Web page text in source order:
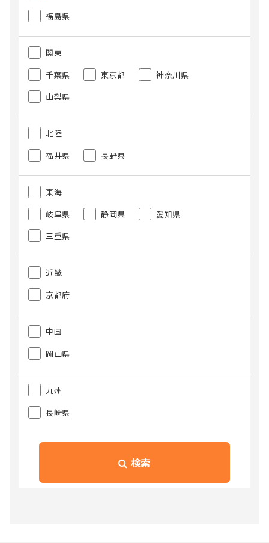
福島県
関東
千葉県
東京都
神奈川県
山梨県
北陸
福井県
長野県
東海
岐阜県
静岡県
愛知県
三重県
近畿
京都府
中国
岡山県
九州
長崎県
検索